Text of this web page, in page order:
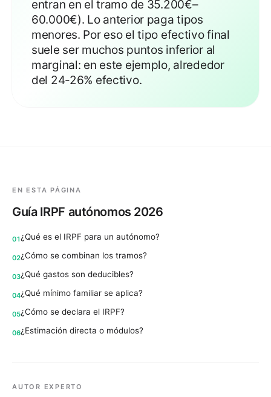
entran en el tramo de 35.200€–
60.000€). Lo anterior paga tipos
menores. Por eso el tipo efectivo final
suele ser muchos puntos inferior al
marginal: en este ejemplo, alrededor
del 24-26% efectivo.
EN ESTA PÁGINA
Guía IRPF autónomos 2026
01 ¿Qué es el IRPF para un autónomo?
02¿Cómo se combinan los tramos?
03¿Qué gastos son deducibles?
04¿Qué mínimo familiar se aplica?
05¿Cómo se declara el IRPF?
06¿Estimación directa o módulos?
AUTOR EXPERTO